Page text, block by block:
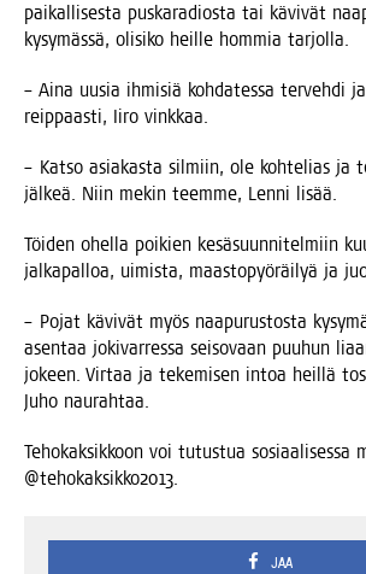
pai­kal­li­ses­ta pus­ka­ra­dios­ta tai kävi­vät
kysy­mäs­sä, oli­si­ko heil­le hom­mia tarjolla.
– Aina uusia ihmi­siä koh­da­tes­sa ter­veh­di
reip­paas­ti, Iiro vinkkaa.
– Kat­so asia­kas­ta sil­miin, ole koh­te­lias ja
jäl­keä. Niin mekin teem­me, Len­ni lisää.
Töi­den ohel­la poi­kien kesä­suun­ni­tel­miin
jal­ka­pal­loa, uimis­ta, maas­to­pyö­räi­lyä ja
– Pojat kävi­vät myös naa­pu­rus­tos­ta
asen­taa joki­var­res­sa sei­so­vaan puu­hun
jokeen. Vir­taa ja teke­mi­sen intoa heil­lä
Juho naurahtaa.
Teho­kak­sik­koon voi tutus­tua sosi­aa­li­ses­sa
@tehokaksikko2013.
JAA